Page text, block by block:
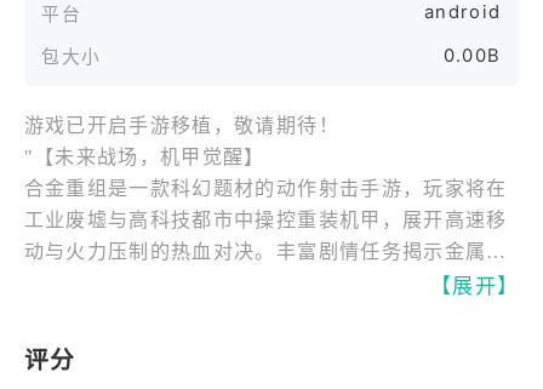
平台
android
包大小 0.00B
游戏已开启手游移植，敬请期待！
"【未来战场，机甲觉醒】
合金重组是一款科幻题材的动作射击手游，玩家将在
工业废墟与高科技都市中操控重装机甲，展开高速移
动与火力压制的热血对决。丰富剧情任务揭示金属核
【多元模式，战术深度】
游戏提供团队护送、目标夺取、据点争夺等多种PVP
【展开】
评分